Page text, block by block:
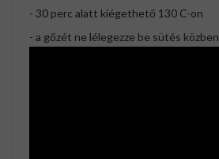
- 30 perc alatt kiégethető 130 C-on
- a gőzét ne lélegezze be sütés közben